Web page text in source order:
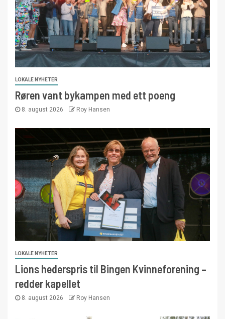
LOKALE NYHETER
Røren vant bykampen med ett poeng
8. august 2026 Roy Hansen
LOKALE NYHETER
Lions hederspris til Bingen Kvinneforening –
redder kapellet
8. august 2026 Roy Hansen